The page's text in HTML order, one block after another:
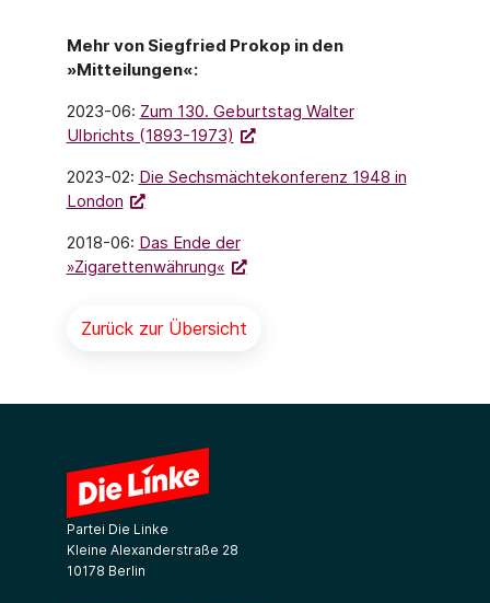
Mehr von Siegfried Prokop in den
»Mitteilungen«:
2023-06: Zum 130. Geburtstag Walter
Ulbrichts (1893-1973)
2023-02: Die Sechsmächtekonferenz 1948 in
London
2018-06: Das Ende der
»Zigarettenwährung«
Zurück zur Übersicht
Partei Die Linke
Kleine Alexanderstraße 28
10178 Berlin